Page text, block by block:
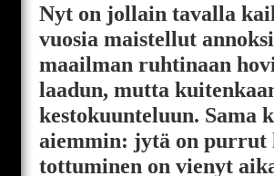
Nyt on jollain tavalla
vuosia maistellut
maailman ruhtinaan
laadun, mutta
kestokuunteluun. Sama
aiemmin: jytä on
tottuminen on vienyt